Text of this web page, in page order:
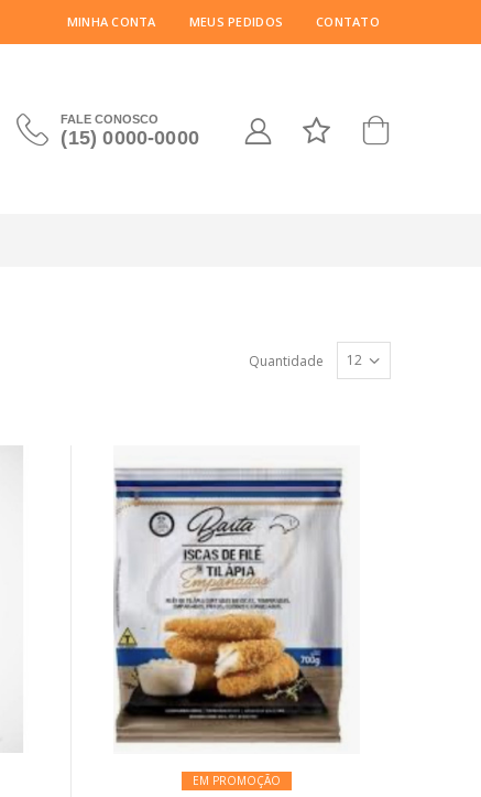
MINHA CONTA MEUS PEDIDOS CONTATO
FALE CONOSCO
(15) 0000-0000
Quantidade
EM PROMOÇÃO